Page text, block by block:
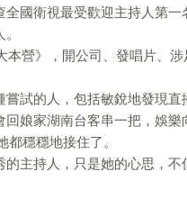
國衛視最受歡迎主持人第
本營》，開公司、發唱片、
試的人，包括敏銳地發現直
娘家湖南台客串一把，娛
穩穩地接住了。
主持人，只是她的心思，不